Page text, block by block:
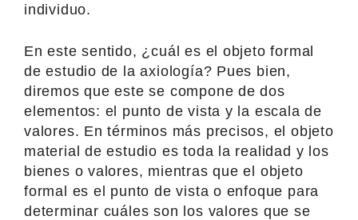
individuo.
En este sentido, ¿cuál es el objeto formal
de estudio de la axiología? Pues bien,
diremos que este se compone de dos
elementos: el punto de vista y la escala de
valores. En términos más precisos, el objeto
material de estudio es toda la realidad y los
bienes o valores, mientras que el objeto
formal es el punto de vista o enfoque para
determinar cuáles son los valores que se